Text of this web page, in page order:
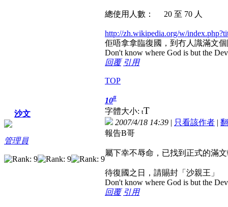
總使用人數： 20 至 70 人
http://zh.wikipedia.org/w/
佢唔拿拿臨復國，到冇人識滿文
Don't know where God is but the
回覆 引用
TOP
沙文
管理員
10#
字體大小: tT
2007/4/18 14:39 | 只看該作者 |
報告B哥
屬下幸不辱命，已找到正式的滿
待復國之日，請賜封「沙親王」
Don't know where God is but the
回覆 引用